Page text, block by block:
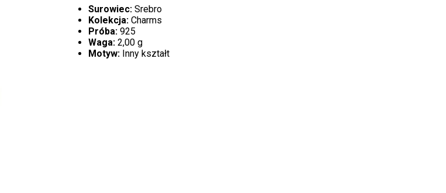
Surowiec: Srebro
Kolekcja: Charms
Próba: 925
Waga: 2,00 g
Motyw: Inny kształt